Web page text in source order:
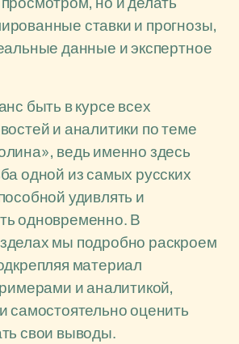
ставки и прогнозы,
данные и экспертное
быть в курсе всех
и аналитики по теме
ведь именно здесь
одной из самых русских
удивлять и
одновременно. В
мы подробно раскроем
материал
и аналитикой,
самостоятельно оценить
свои выводы.